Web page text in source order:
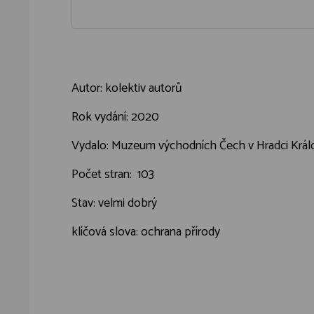
Autor: kolektiv autorů
Rok vydání: 2020
Vydalo: Muzeum východních Čech v Hradci
Počet stran: 103
Stav: velmi dobrý
klíčová slova: ochrana přírody